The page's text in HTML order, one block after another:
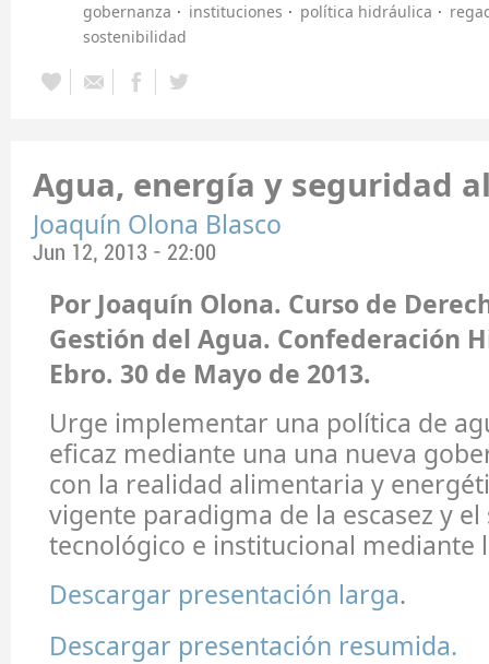
gobernanza
instituciones política hidráulica
sostenibilidad
Agua, energía y seguridad
Joaquín Olona Blasco
Jun 12, 2013 - 22:00
Por Joaquín Olona. Curso de
Gestión del Agua. Confederación
Ebro. 30 de Mayo de 2013.
Urge implementar una política de
eficaz mediante una una nueva
con la realidad alimentaria y
vigente paradigma de la escasez y
tecnológico e institucional mediante
Descargar presentación larga.
Descargar presentación resumida.